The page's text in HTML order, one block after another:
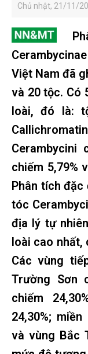
Chủ nhật, 21/11/
Việt Nam đã
và 20 tộc. Có
loài, đó là:
Cerambycini
chiếm 5,79%
Phân tích đặc
tóc
địa lý tự
loài cao nhất,
Các vùng
Trường Sơn
chiếm
24,30%;
và vùng Bắc